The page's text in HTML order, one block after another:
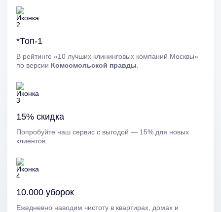
*Топ-1
В рейтинге «10 лучших клининговых компаний Москвы»
по версии Комсомольской правды
15% скидка
Попробуйте наш сервис с выгодой — 15% для новых
клиентов.
10.000 уборок
Ежедневно наводим чистоту в квартирах, домах и